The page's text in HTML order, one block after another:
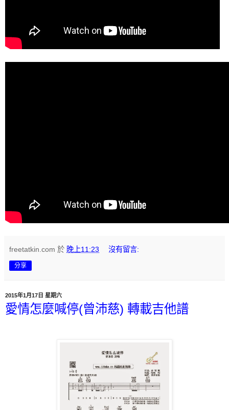
freetatkin.com 於 晚上11:23 沒有留言:
分享
2015年1月17日 星期六
愛情怎麼喊停(曾沛慈) 轉載吉他譜